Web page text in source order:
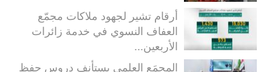
أرقام تشير لجهود ملاكات مجمّع
العفاف النسوي في خدمة زائرات
الأربعين...
المجمَع العلمي يستأنف دروس حفظ